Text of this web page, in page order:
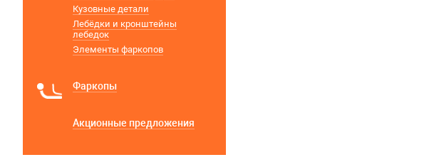
Кузовные детали
Лебёдки и кронштейны
лебедок
Элементы фаркопов
Фаркопы
Акционные предложения